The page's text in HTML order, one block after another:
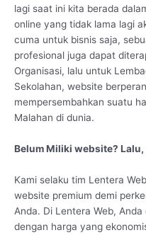
lagi saat ini kita berada
online yang tidak lama lagi
cuma untuk bisnis saja,
profesional juga dapat
Organisasi, lalu untuk
Sekolahan, website
mempersembahkan suatu
Malahan di dunia.
Belum Miliki website?
Kami selaku tim Lentera
website premium demi
Anda. Di Lentera Web,
dengan harga yang